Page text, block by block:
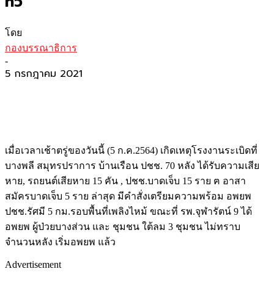
โดย
กองบรรณาธิการ
-
5 กรกฎาคม 2021
เมื่อเวลาเช้าตรู่ของวันนี้ (5 ก.ค.2564) เกิดเหตุโรงงานระเบิดที่
บางพลี สมุทรปราการ บ้านเรือน ปชช. 70 หลัง ได้รับความเสีย
หาย, รถยนต์เสียหาย 15 คัน , ปชช.บาดเจ็บ 15 ราย ฅ อาสา
สมัครบาดเจ็บ 5 ราย ล่าสุด มีคำสั่งเตรียมความพร้อม อพยพ
ปชช.รัศมี 5 กม.รอบพื้นที่เพลิงไหม้ ขณะที่ รพ.จุฬารัตน์ 9 ได้
อพยพ ผู้ป่วยบางส่วน และ ชุมชน ใต้ลม 3 ชุมชน ไม่ทราบ
จำนวนหลัง เริ่มอพยพ แล้ว
Advertisement